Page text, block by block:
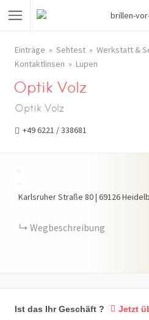
Einträge Sehtest Werkstatt &
Kontaktlinsen
Lupen
Optik Volz
Optik Volz
+49 6221 / 338681
Karlsruher Straße 80| 69126
Wegbeschreibung
Ist das Ihr Geschäft ? Jetzt